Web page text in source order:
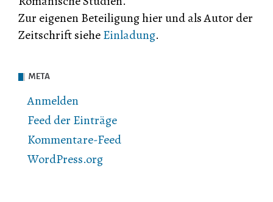
Zur eigenen Beteiligung hier und als Autor der
Zeitschrift sieheEinladung.
META
Anmelden
Feed der Einträge
Kommentare-Feed
WordPress.org